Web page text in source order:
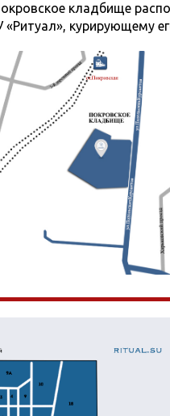
кладбище
курирующему